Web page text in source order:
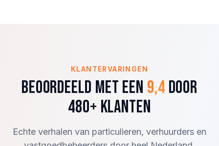
KLANTERVARINGEN
Beoordeeld met een 9,4 door
480+ klanten
Echte verhalen van particulieren, verhuurders en